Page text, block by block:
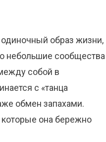
одиночный образ жизни,
небольшие сообщества
собой в
с «танца
обмен запахами.
она бережно